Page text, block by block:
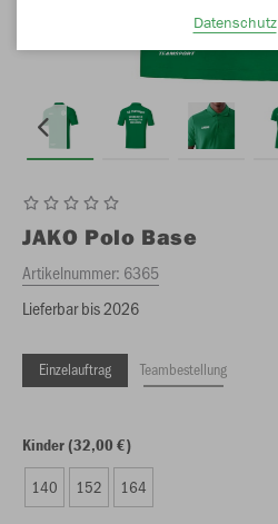
JAKO Polo Base
Artikelnummer: 6365
Lieferbar bis 2026
Einzelauftrag Teambestellung
Kinder (32,00 €)
140 152 164
Datenschutz